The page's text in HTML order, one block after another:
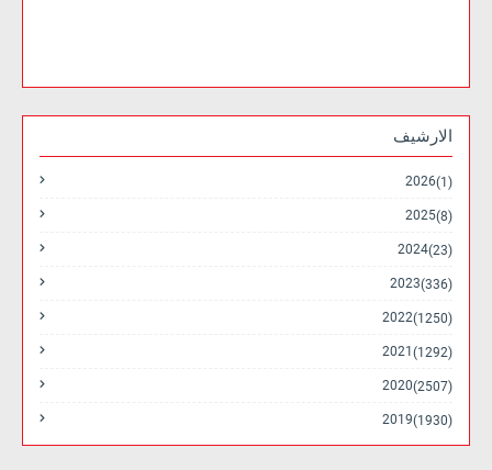
الارشيف
2026 (1)
2025 (8)
2024 (23)
2023 (336)
2022 (1250)
2021 (1292)
2020 (2507)
2019 (1930)